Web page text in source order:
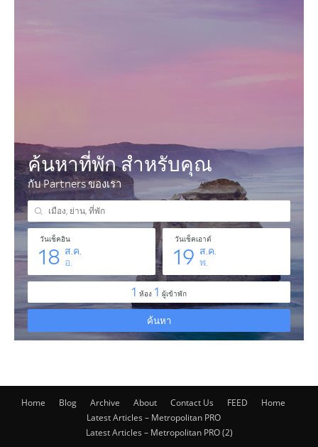
Home Blog Archive About Contact Us FEED
Home
Latest Articles – Metropolitan PRO
Latest Articles – Metropolitan PRO (2)